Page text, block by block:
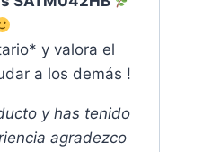
y valora el
a los demás !
y has tenido
agradezco